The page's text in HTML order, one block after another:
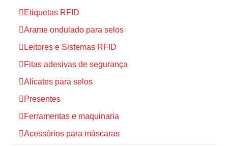
Etiquetas RFID
Arame ondulado para selos
Leitores e Sistemas RFID
Fitas adesivas de segurança
Alicates para selos
Presentes
Ferramentas e maquinaria
Acessórios para máscaras